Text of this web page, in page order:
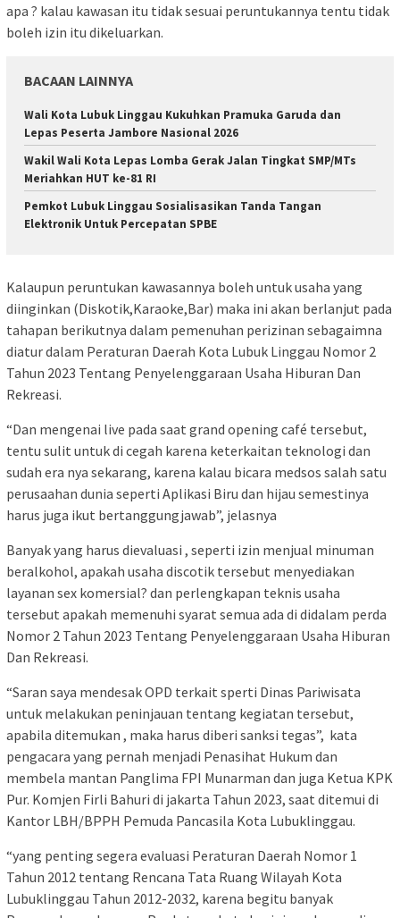
apa ? kalau kawasan itu tidak sesuai peruntukannya tentu tidak
boleh izin itu dikeluarkan.
BACAAN LAINNYA
Wali Kota Lubuk Linggau Kukuhkan Pramuka Garuda dan
Lepas Peserta Jambore Nasional 2026
Wakil Wali Kota Lepas Lomba Gerak Jalan Tingkat SMP/MTs
Meriahkan HUT ke-81 RI
Pemkot Lubuk Linggau Sosialisasikan Tanda Tangan
Elektronik Untuk Percepatan SPBE
Kalaupun peruntukan kawasannya boleh untuk usaha yang
diinginkan (Diskotik,Karaoke,Bar) maka ini akan berlanjut pada
tahapan berikutnya dalam pemenuhan perizinan sebagaimna
diatur dalam Peraturan Daerah Kota Lubuk Linggau Nomor 2
Tahun 2023 Tentang Penyelenggaraan Usaha Hiburan Dan
Rekreasi.
“Dan mengenai live pada saat grand opening café tersebut,
tentu sulit untuk di cegah karena keterkaitan teknologi dan
sudah era nya sekarang, karena kalau bicara medsos salah satu
perusaahan dunia seperti Aplikasi Biru dan hijau semestinya
harus juga ikut bertanggungjawab”, jelasnya
Banyak yang harus dievaluasi , seperti izin menjual minuman
beralkohol, apakah usaha discotik tersebut menyediakan
layanan sex komersial? dan perlengkapan teknis usaha
tersebut apakah memenuhi syarat semua ada di didalam perda
Nomor 2 Tahun 2023 Tentang Penyelenggaraan Usaha Hiburan
Dan Rekreasi.
“Saran saya mendesak OPD terkait sperti Dinas Pariwisata
untuk melakukan peninjauan tentang kegiatan tersebut,
apabila ditemukan , maka harus diberi sanksi tegas”, kata
pengacara yang pernah menjadi Penasihat Hukum dan
membela mantan Panglima FPI Munarman dan juga Ketua KPK
Pur. Komjen Firli Bahuri di jakarta Tahun 2023, saat ditemui di
Kantor LBH/BPPH Pemuda Pancasila Kota Lubuklinggau.
“yang penting segera evaluasi Peraturan Daerah Nomor 1
Tahun 2012 tentang Rencana Tata Ruang Wilayah Kota
Lubuklinggau Tahun 2012-2032, karena begitu banyak